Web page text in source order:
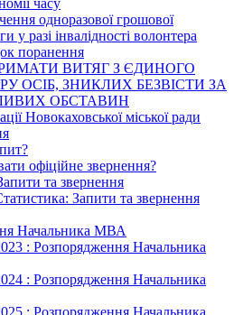
одноразової грошової
у разі інвалідності волонтера
поранення
ВИТЯГ З ЄДИНОГО
ОСІБ, ЗНИКЛИХ БЕЗВІСТИ ЗА
ОБСТАВИН
Новокаховської міської ради
офіційне звернення?
та звернення
Запити та звернення
Начальника МВА
: Розпорядження Начальника
: Розпорядження Начальника
: Розпорядження Начальника